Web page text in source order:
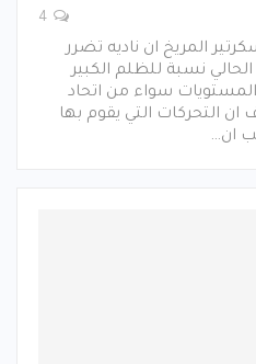
المريخ ان ناديه تضرر
نسبة للظلم الكبير
سواء من اتحاد
ان التحركات التي يقوم بها
ان…